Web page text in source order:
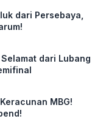
dari Persebaya,
dari Lubang
MBG!